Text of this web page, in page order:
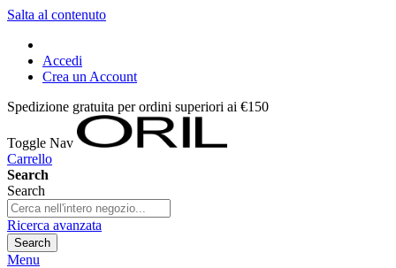
Salta al contenuto
Accedi
Crea un Account
Spedizione gratuita per ordini superiori ai €150
Toggle Nav
Carrello
Search
Search
Ricerca avanzata
Search
Menu